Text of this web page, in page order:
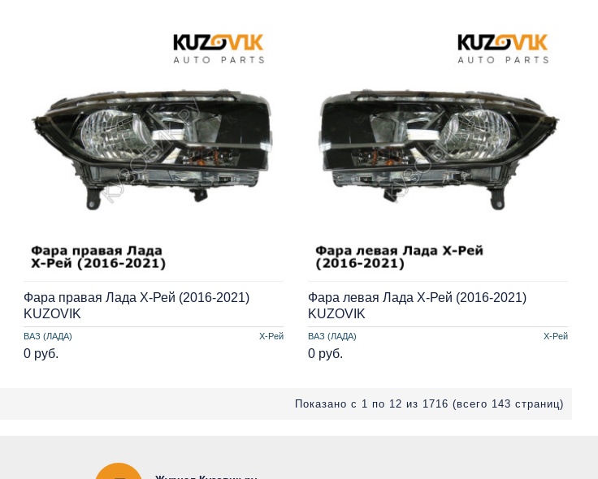
ВАЗ (ЛАДА) Х-Рей
Фара правая Лада Х-Рей (2016-2021)
KUZOVIK
0 руб.
ВАЗ (ЛАДА) Х-Рей
Фара левая Лада Х-Рей (2016-2021)
KUZOVIK
0 руб.
Показано с 1 по 12 из 1716 (всего 143 страниц)